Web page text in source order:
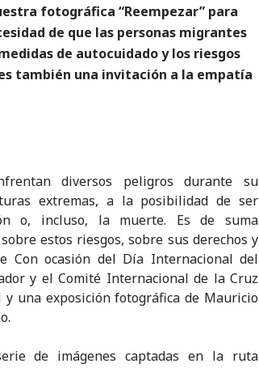
fotográfica “Reempezar” para
de que las personas migrantes
de autocuidado y los riesgos
también una invitación a la empatía
diversos peligros durante su
extremas, a la posibilidad de ser
o, incluso, la muerte. Es de suma
estos riesgos, sobre sus derechos y
Con ocasión del Día Internacional del
y el Comité Internacional de la Cruz
una exposición fotográfica de Mauricio
de imágenes captadas en la ruta